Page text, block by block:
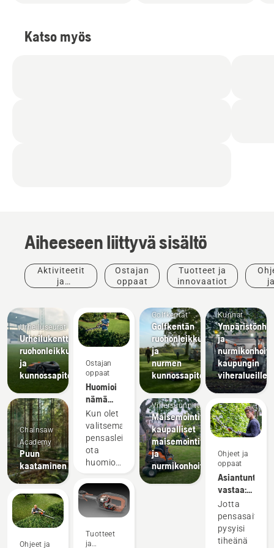
Katso myös
Aiheeseen liittyvä sisältö
Aktiviteetit
ja
Ostajan
oppaat
Tuotteet ja
innovaatiot
Urheiluseurat
Urheilukenttien
ruohonleikkurit
ja
kunnossapitolaitteet
Chainsaw
Academy
Puun
kaataminen
Ohjeet ja
Ostajan
oppaat
Huomioi
nämä
neljä
seikkaa,
kun olet
ostamassa
pensasleikkuria
Kun olet
valitsemassa
pensasleikkuria,
ota
huomioon
käyttötarkoitus.
Leikkaatko
korkeita,
vai pitkiä
Tuotteet
ja
Golfkentät
Golfkentän
ruohonleikkurit
ja
nurmen
kunnossapitokalusto
Vihersuunnittelu
Maisemointivälineet,
kaupalliset
maisemointivälineet
ja
nurmikonhoitovälineet
Kunnat
ja
kaupungin
viheralueille
Ohjeet ja
oppaat
Asiantuntija
vastaa:
Näin
leikkaat
pensasaidan
oikein
Jotta
pensasaita
pysyisi
tiheänä